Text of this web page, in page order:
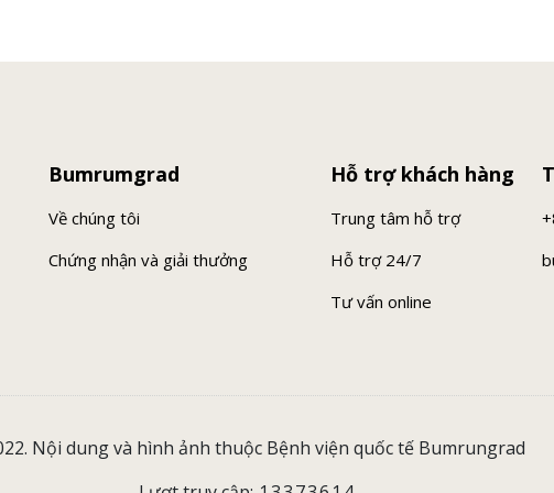
Bumrumgrad
Về chúng tôi
Chứng nhận và giải thưởng
Hỗ trợ khách hàng
Trung tâm hỗ trợ
Hỗ trợ 24/7
Tư vấn online
Nội dung và hình ảnh thuộc Bệnh viện quốc tế Bumrungrad